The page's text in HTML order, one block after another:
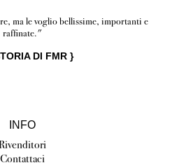
ma le voglio bellissime, importanti e
raffinate."
DI FMR}
INFO
Contattaci